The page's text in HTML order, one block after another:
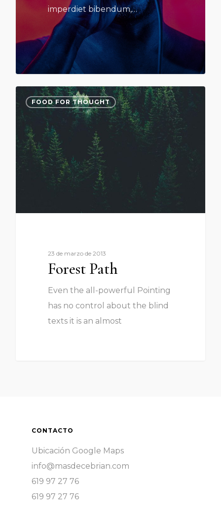
imperdiet bibendum,…
FOOD FOR THOUGHT
23 de marzo de 2013
Forest Path
Even the all-powerful Pointing
has no control about the blind
texts it is an almost
3075
CONTACTO
Ubicación Google Maps
info@masdecebrian.com
619 97 27 76
619 97 27 76